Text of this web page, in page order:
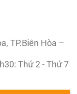
TP.Biên Hòa –
Thứ 2 - Thứ 7